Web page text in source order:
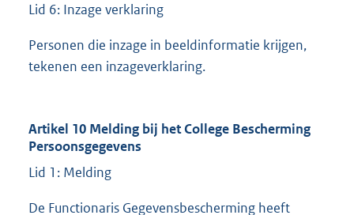
Lid 6: Inzage verklaring
Personen die inzage in beeldinformatie krijgen,
tekenen een inzageverklaring.
Artikel 10 Melding bij het College Bescherming
Persoonsgegevens
Lid 1: Melding
De Functionaris Gegevensbescherming heeft